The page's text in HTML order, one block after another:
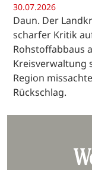
30.07.2026
Daun. Der
scharfer Kritik
Rohstoffabbaus
Kreisverwaltung
Region
Rückschlag.